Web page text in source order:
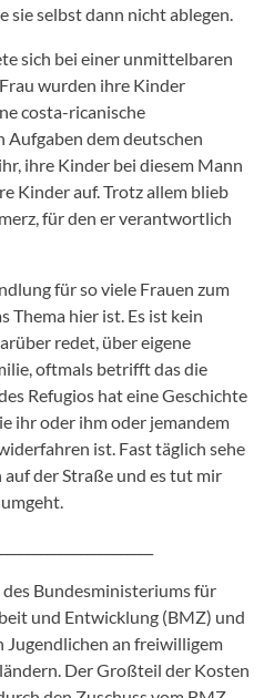
sie selbst dann nicht ablegen.
sich bei einer unmittelbaren
wurden ihre Kinder
costa-ricanische
Aufgaben dem deutschen
ihre Kinder bei diesem Mann
Kinder auf. Trotz allem blieb
für den er verantwortlich
für so viele Frauen zum
Thema hier ist. Es ist kein
redet, über eigene
oftmals betrifft das die
Refugios hat eine Geschichte
ihr oder ihm oder jemandem
ist. Fast täglich sehe
der Straße und es tut mir
Bundesministeriums für
und Entwicklung (BMZ) und
an freiwilligem
Der Großteil der Kosten